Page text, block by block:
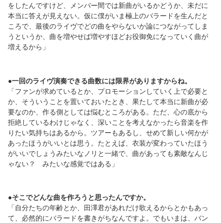
をしたんですけど、メンバー間では新曲がいるかどうか、未だに
本当に答えが見えない。仮に僕がいま極上のバラードを生んだと
ころで、最後のライヴでどの曲をやらないか論につながってしま
うというか、曲を増やせば増やすほどお役御免になっていく曲が
増えるから」
●一回のライヴ演奏できる曲数には限界がありますからね。
「ファンが求めているとか、プロモーションしていく上で必要と
か、そういうことを置いておいたとき、果たして本当に新曲が必
要なのか、作る側としては悩むところがある。ただ、心の底から
拒絶しているわけじゃなく、深いことを考えなかったら音楽を作
りたい気持ちはあるから。ツアーもあるし、せめて新しい何かが
あったほうがいいとは思う。たとえば、衣装が変わっていたほう
がいいでしょうみたいなノリと一緒で、曲があっても素敵なんじ
ゃない？ みたいな感覚ではある」
●そこでどんな曲を作ろうと思ったんですか。
「自分たちの年齢とか、田澤君があれだけ歌えるからとかもあっ
て、必然的にバラードを書きがちなんですよ。でもいまは、バン